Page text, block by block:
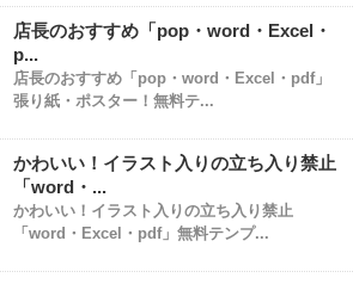
店長のおすすめ「pop・word・Excel・
p...
店長のおすすめ「pop・word・Excel・pdf」
張り紙・ポスター！無料テ...
かわいい！イラスト入りの立ち入り禁止
「word・...
かわいい！イラスト入りの立ち入り禁止
「word・Excel・pdf」無料テンプ...